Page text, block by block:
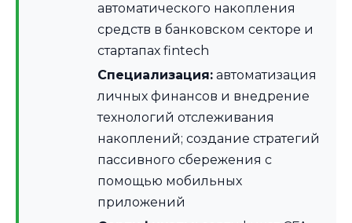
автоматического накопления
средств в банковском секторе и
стартапах fintech
Специализация: автоматизация
личных финансов и внедрение
технологий отслеживания
накоплений; создание стратегий
пассивного сбережения с
помощью мобильных
приложений